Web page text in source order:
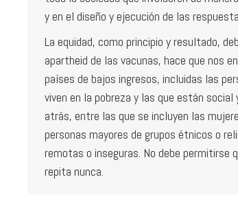
y en el diseño y ejecución de las
La equidad, como principio y resultado,
apartheid de las vacunas, hace que nos
países de bajos ingresos, incluidas las
viven en la pobreza y las que están
atrás, entre las que se incluyen las
personas mayores de grupos étnicos o
remotas o inseguras. No debe
repita nunca.